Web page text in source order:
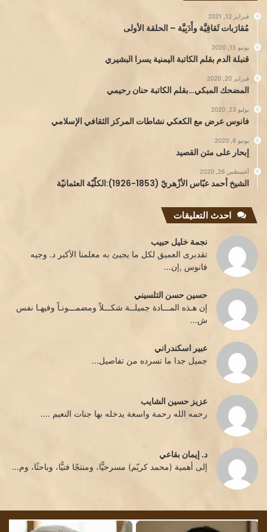
فبراير 12, 2021
مُقارَبات ثَقافِيَّة وأَدَبِيَّة – الحلقة الأولى
يونيو 15, 2020
قنبلة الدم بقلم الكاتبة اليمنية يسرا البشيري
فبراير 20, 2020
المضحك المبكي…بقلم الكاتبة حنان رحيمي
يوليو 23, 2020
فانوس عرض مع الكعكي نشاطات المركز الثقافي الإسلامي
يونيو 8, 2020
إبحار على متن القصيد
أغسطس 26, 2020
الشيخ أحمد عبّاس الأزْهريّ (1853-1926):الكلّيّة العثمانيّة
احدث التعليقات
نجمة خليل حبيب
تقدبرى العميق لكل ما يجيئ به معلمنا الأكبر د. وجيه
فانوس ,إن...
حسين حسن التلسيني
إن هـذه المـــادة جميلــة شكـــلاً ومضمـــونـاً وفيهـا نفس
ش...
عبير اسكندراني
جميل جدا ما تسرده من تفاصيل...
عزيز حسين الشايب
رحمه الله رحمة واسعة يدخله بها جنات النعيم ....
د. إيمان بقاعي
إلى أهمية (محمد كريّم) مسرحيًّا، ومنتجًا فنيًّا، وباحثًا، وم...
كثافة